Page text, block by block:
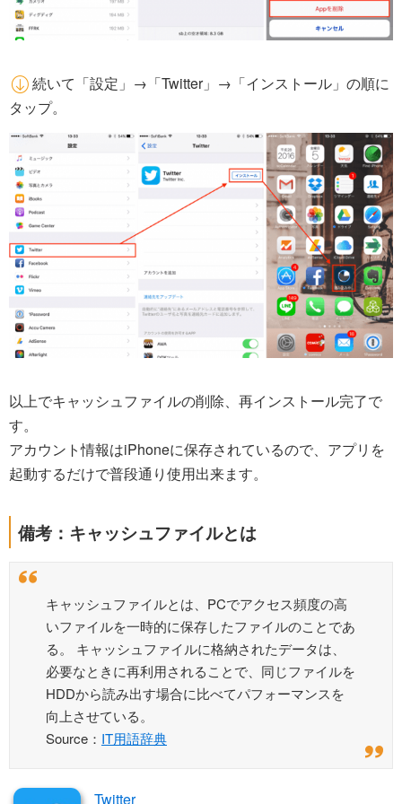
続いて「設定」→「Twitter」→「インストール」の順に
タップ。
以上でキャッシュファイルの削除、再インストール完了で
す。
アカウント情報はiPhoneに保存されているので、アプリを
起動するだけで普段通り使用出来ます。
備考：キャッシュファイルとは
キャッシュファイルとは、PCでアクセス頻度の高
いファイルを一時的に保存したファイルのことであ
る。 キャッシュファイルに格納されたデータは、
必要なときに再利用されることで、同じファイルを
HDDから読み出す場合に比べてパフォーマンスを
向上させている。
Source： IT用語辞典
Twitter